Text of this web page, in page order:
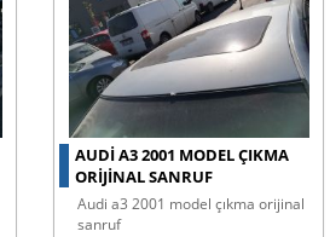
AUDI A3 2001 MODEL ÇIKMA
ORIJINAL SANRUF
audi a3 2001 model çıkma orijinal
sanruf